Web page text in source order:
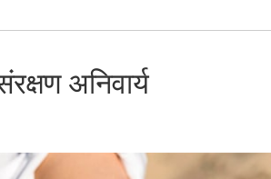
अनिवार्य